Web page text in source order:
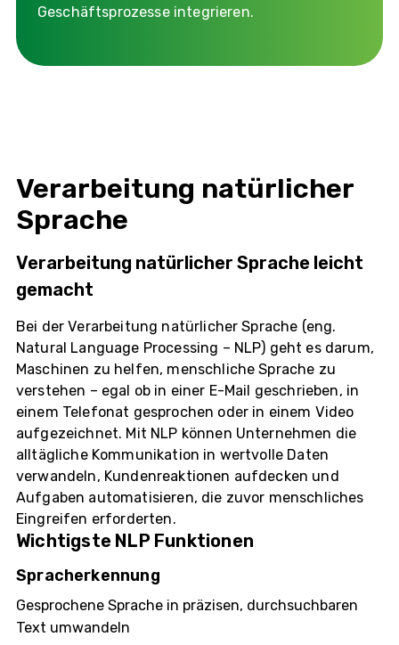
Geschäftsprozesse integrieren.
Verarbeitung natürlicher
Sprache
Verarbeitung natürlicher Sprache leicht
gemacht
Bei der Verarbeitung natürlicher Sprache (eng.
Natural Language Processing – NLP) geht es darum,
Maschinen zu helfen, menschliche Sprache zu
verstehen – egal ob in einer E-Mail geschrieben, in
einem Telefonat gesprochen oder in einem Video
aufgezeichnet. Mit NLP können Unternehmen die
alltägliche Kommunikation in wertvolle Daten
verwandeln, Kundenreaktionen aufdecken und
Aufgaben automatisieren, die zuvor menschliches
Eingreifen erforderten.
Wichtigste NLP Funktionen
Spracherkennung
Gesprochene Sprache in präzisen, durchsuchbaren
Text umwandeln